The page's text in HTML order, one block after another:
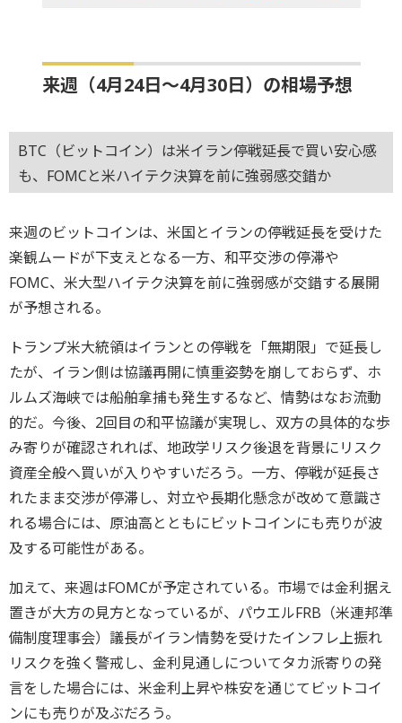
来週（4月24日～4月30日）の相場予想
BTC（ビットコイン）は米イラン停戦延長で買い安心感
も、FOMCと米ハイテク決算を前に強弱感交錯か
来週のビットコインは、米国とイランの停戦延長を受けた
楽観ムードが下支えとなる一方、和平交渉の停滞や
FOMC、米大型ハイテク決算を前に強弱感が交錯する展開
が予想される。
トランプ米大統領はイランとの停戦を「無期限」で延長し
たが、イラン側は協議再開に慎重姿勢を崩しておらず、ホ
ルムズ海峡では船舶拿捕も発生するなど、情勢はなお流動
的だ。今後、2回目の和平協議が実現し、双方の具体的な歩
み寄りが確認されれば、地政学リスク後退を背景にリスク
資産全般へ買いが入りやすいだろう。一方、停戦が延長さ
れたまま交渉が停滞し、対立や長期化懸念が改めて意識さ
れる場合には、原油高とともにビットコインにも売りが波
及する可能性がある。
加えて、来週はFOMCが予定されている。市場では金利据え
置きが大方の見方となっているが、パウエルFRB（米連邦準
備制度理事会）議長がイラン情勢を受けたインフレ上振れ
リスクを強く警戒し、金利見通しについてタカ派寄りの発
言をした場合には、米金利上昇や株安を通じてビットコイ
ンにも売りが及ぶだろう。